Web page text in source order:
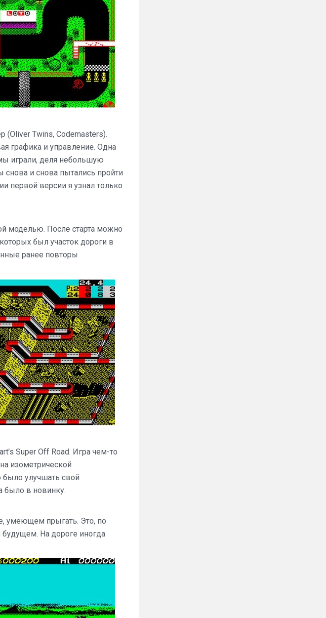
(Oliver Twins, Codemasters).
графика и управление. Одна
играли, деля небольшую
и снова пытались пройти
первой версии я узнал только
моделью. После старта можно
был участок дороги в
ранее повторы
Super Off Road. Игра чем-то
изометрической
было улучшать свой
было в новинку.
умеющем прыгать. Это, по
будущем. На дороге иногда